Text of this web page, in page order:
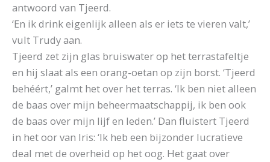
antwoord van Tjeerd.
‘En ik drink eigenlijk alleen als er iets te vieren valt,’
vult Trudy aan.
Tjeerd zet zijn glas bruiswater op het terrastafeltje
en hij slaat als een orang-oetan op zijn borst. ‘Tjeerd
behéért,’ galmt het over het terras. ‘Ik ben niet alleen
de baas over mijn beheermaatschappij, ik ben ook
de baas over mijn lijf en leden.’ Dan fluistert Tjeerd
in het oor van Iris: ‘Ik heb een bijzonder lucratieve
deal met de overheid op het oog. Het gaat over